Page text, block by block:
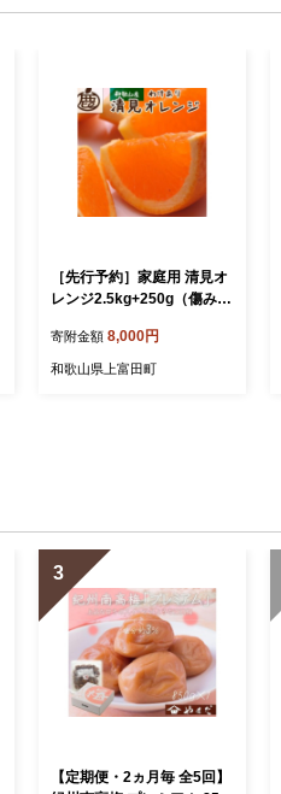
［先行予約］家庭用 清見オ
レンジ2.5kg+250g（傷み補
荷］［樹上完熟きよみオレ
ンジ・清見タンゴール・清
寄附金額 8,000円
和歌山県上富田町
3
【定期便・2ヵ月毎 全5回】